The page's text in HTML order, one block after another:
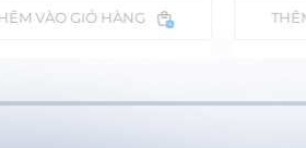
THÊM VÀO GIỎ HÀNG